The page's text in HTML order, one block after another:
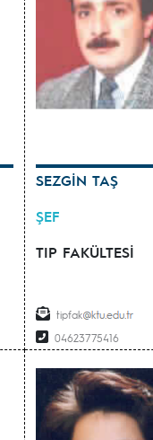
SEZGİN TAŞ
ŞEF
TIP FAKÜLTESİ
tipfak
04623775416